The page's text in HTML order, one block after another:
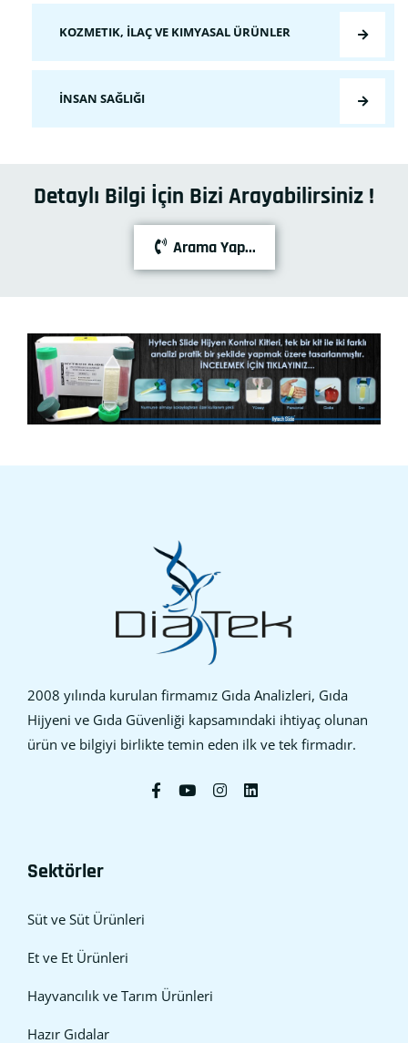
KOZMETIK, İLAÇ VE KIMYASAL ÜRÜNLER
İNSAN SAĞLIĞI
Detaylı Bilgi İçin Bizi Arayabilirsiniz !
Arama Yap...
2008 yılında kurulan firmamız Gıda Analizleri, Gıda
Hijyeni ve Gıda Güvenliği kapsamındaki ihtiyaç olunan
ürün ve bilgiyi birlikte temin eden ilk ve tek firmadır.
Sektörler
Süt ve Süt Ürünleri
Et ve Et Ürünleri
Hayvancılık ve Tarım Ürünleri
Hazır Gıdalar